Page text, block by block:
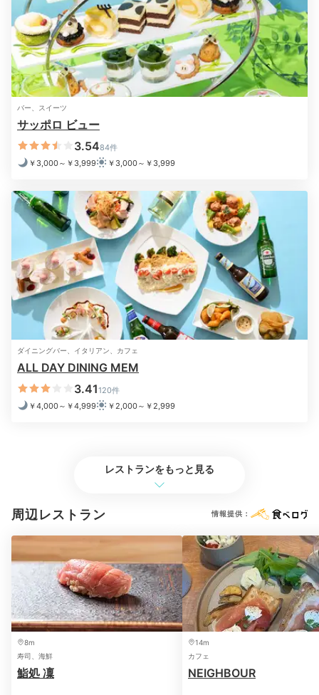
アメニティ
夕食後はお部屋で「スリープアドバンテージ」を体験。
オリジナル入浴剤のお風呂に浸かり、アロマを炊いてリ
ラックス。アイウォーマーを付けてベッドに横になれ
ば、心地よい眠りに誘われます。
tsupi24
アロマオイルをフロントに頼んでお部屋で香りを楽しん
だり、アメニティの夜用ほうじ玄米茶を飲んだり。寝る
前にとてもリラックスできました。
2日目
Morning
07:00
客室からの眺め例
目覚めに「朝用抹茶入ミント緑茶」を煎れて気分爽快。
札幌の朝の風景を楽しみながら優雅なモーニングティー
バー、スイーツ
サッポロ ビュー
3.5484件
￥3,000～￥3,999
￥3,000～￥3,999
ダイニングバー、イタリアン、カフェ
ALL DAY DINING MEM
3.41120件
￥4,000～￥4,999
￥2,000～￥2,999
レストランをもっと見る
周辺レストラン 情報提供：
8m
寿司、海鮮
鮨処 凜
14m
カフェ
NEIGHBOUR